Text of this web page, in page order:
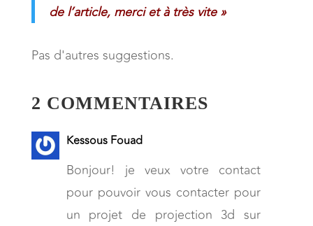
de l’article, merci et à très vite »
Pas d'autres suggestions.
2 COMMENTAIRES
Kessous Fouad
Bonjour! je veux votre contact
pour pouvoir vous contacter pour
un projet de projection 3d sur